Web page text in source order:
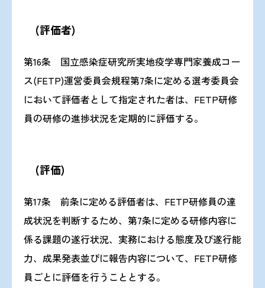
(評価者)
第16条 国立感染症研究所実地疫学専門家養成コー
ス(FETP)運営委員会規程第7条に定める選考委員会
において評価者として指定された者は、FETP研修
員の研修の進捗状況を定期的に評価する。
(評価)
第17条 前条に定める評価者は、FETP研修員の達
成状況を判断するため、第7条に定める研修内容に
係る課題の遂行状況、実務における態度及び遂行能
力、成果発表並びに報告内容について、FETP研修
員ごとに評価を行うこととする。